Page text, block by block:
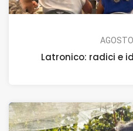
Latronico: radici e